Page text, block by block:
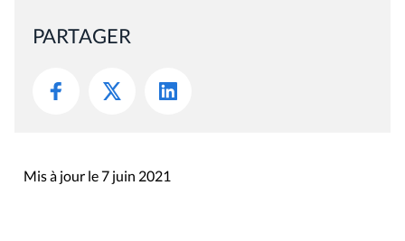
PARTAGER
Mis à jour le 7 juin 2021